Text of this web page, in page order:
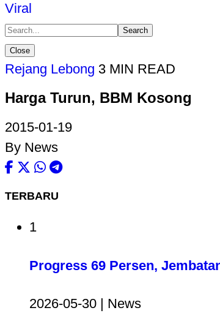
Viral
Search
Close
Rejang Lebong 3 MIN READ
Harga Turun, BBM Kosong
2015-01-19
By News
TERBARU
1
Progress 69 Persen,
2026-05-30 | News